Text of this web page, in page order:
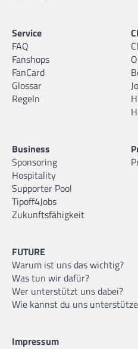
Service
FAQ
Fanshops
FanCard
Glossar
Regeln
Business
Sponsoring
Hospitality
Supporter Pool
Tipoff4Jobs
Zukunftsfähigkeit
FUTURE
Warum ist uns das wichtig?
Was tun wir dafür?
Wer unterstützt uns dabei?
Wie kannst du uns
Impressum